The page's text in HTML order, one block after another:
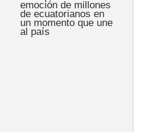
emoción de millones
de ecuatorianos en
un momento que une
al país